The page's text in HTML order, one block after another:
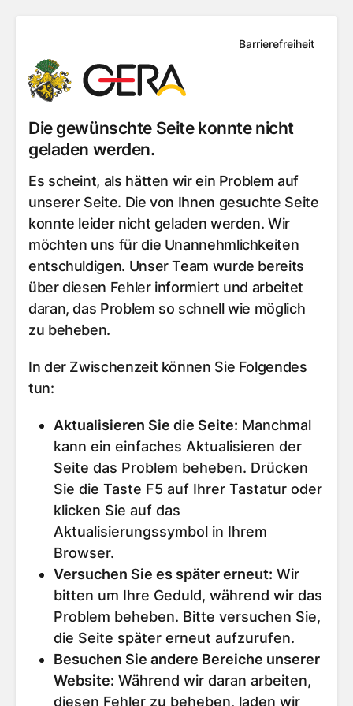
Barrierefreiheit
Die gewünschte Seite konnte nicht
geladen werden.
Es scheint, als hätten wir ein Problem auf
unserer Seite. Die von Ihnen gesuchte Seite
konnte leider nicht geladen werden. Wir
möchten uns für die Unannehmlichkeiten
entschuldigen. Unser Team wurde bereits
über diesen Fehler informiert und arbeitet
daran, das Problem so schnell wie möglich
zu beheben.
In der Zwischenzeit können Sie Folgendes
tun:
Aktualisieren Sie die Seite: Manchmal
kann ein einfaches Aktualisieren der
Seite das Problem beheben. Drücken
Sie die Taste F5 auf Ihrer Tastatur oder
klicken Sie auf das
Aktualisierungssymbol in Ihrem
Browser.
Versuchen Sie es später erneut: Wir
bitten um Ihre Geduld, während wir das
Problem beheben. Bitte versuchen Sie,
die Seite später erneut aufzurufen.
Besuchen Sie andere Bereiche unserer
Website: Während wir daran arbeiten,
diesen Fehler zu beheben, laden wir